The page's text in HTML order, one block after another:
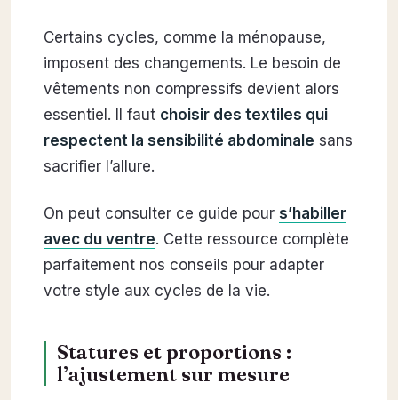
Certains cycles, comme la ménopause,
imposent des changements. Le besoin de
vêtements non compressifs devient alors
essentiel. Il faut choisir des textiles qui
respectent la sensibilité abdominale sans
sacrifier l’allure.
On peut consulter ce guide pour s’habiller
avec du ventre. Cette ressource complète
parfaitement nos conseils pour adapter
votre style aux cycles de la vie.
Statures et proportions :
l’ajustement sur mesure